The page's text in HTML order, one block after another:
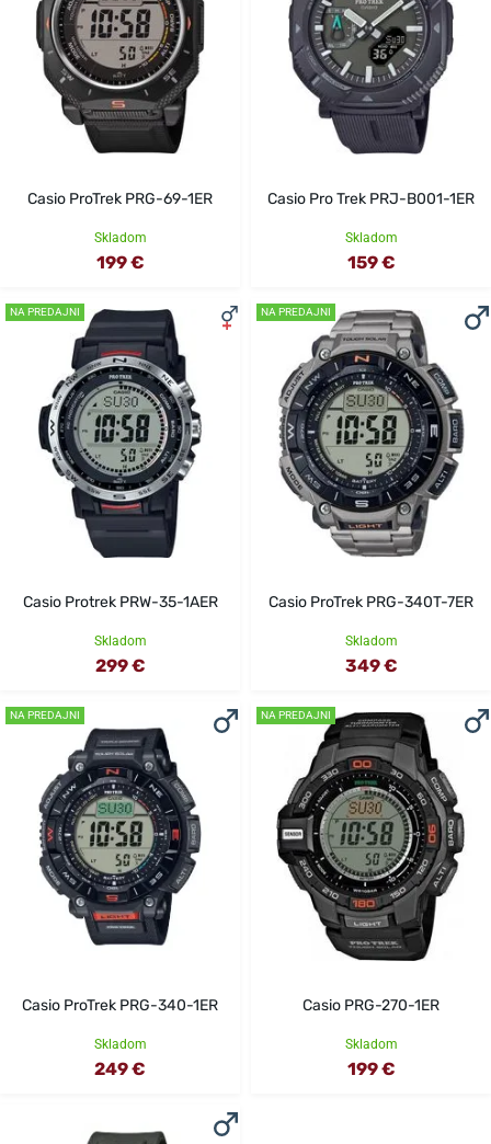
Casio ProTrek PRG-69-1ER
Skladom
199 €
Casio Pro Trek PRJ-B001-1ER
Skladom
159 €
NA PREDAJNI
Casio Protrek PRW-35-1AER
Skladom
299 €
NA PREDAJNI
Casio ProTrek PRG-340T-7ER
Skladom
349 €
NA PREDAJNI
Casio ProTrek PRG-340-1ER
Skladom
249 €
NA PREDAJNI
Casio PRG-270-1ER
Skladom
199 €